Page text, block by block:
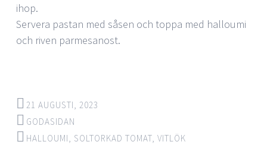
ihop.
Servera pastan med såsen och toppa med halloumi
och riven parmesanost.
21 AUGUSTI, 2023
GODASIDAN
HALLOUMI
SOLTORKAD TOMAT VITLÖK